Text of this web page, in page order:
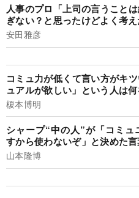
人事のプロ「上司の言うこと
ぎない？と思ったけどよく考
安田雅彦
コミュ力が低くて言い方がキ
ュアルが欲しい」という人は
榎本博明
シャープ“中の人”が「コミュ
すから使わないぞ」と決めた言
山本隆博